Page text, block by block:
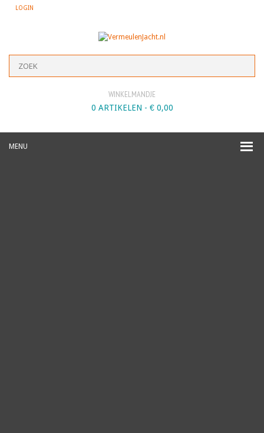
LOGIN
WINKELMANDJE
0 ARTIKELEN - €0,00
MENU